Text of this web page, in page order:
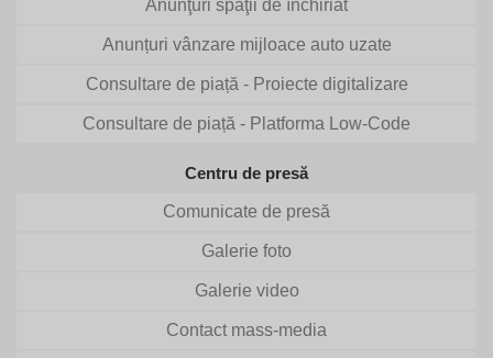
Anunţuri spaţii de închiriat
Anunțuri vânzare mijloace auto uzate
Consultare de piață - Proiecte digitalizare
Consultare de piață - Platforma Low-Code
Centru de presă
Comunicate de presă
Galerie foto
Galerie video
Contact mass-media